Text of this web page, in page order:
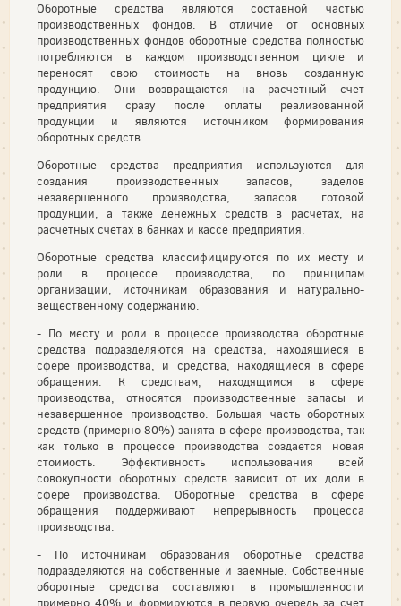
Оборотные средства являются составной частью
производственных фондов. В отличие от основных
производственных фондов оборотные средства полностью
потребляются в каждом производственном цикле и
переносят свою стоимость на вновь созданную
продукцию. Они возвращаются на расчетный счет
предприятия сразу после оплаты реализованной
продукции и являются источником формирования
оборотных средств.
Оборотные средства предприятия используются для
создания производственных запасов, заделов
незавершенного производства, запасов готовой
продукции, а также денежных средств в расчетах, на
расчетных счетах в банках и кассе предприятия.
Оборотные средства классифицируются по их месту и
роли в процессе производства, по принципам
организации, источникам образования и натурально-
вещественному содержанию.
- По месту и роли в процессе производства оборотные
средства подразделяются на средства, находящиеся в
сфере производства, и средства, находящиеся в сфере
обращения. К средствам, находящимся в сфере
производства, относятся производственные запасы и
незавершенное производство. Большая часть оборотных
средств (примерно 80%) занята в сфере производства, так
как только в процессе производства создается новая
стоимость. Эффективность использования всей
совокупности оборотных средств зависит от их доли в
сфере производства. Оборотные средства в сфере
обращения поддерживают непрерывность процесса
производства.
- По источникам образования оборотные средства
подразделяются на собственные и заемные. Собственные
оборотные средства составляют в промышленности
примерно 40% и формируются в первую очередь за счет